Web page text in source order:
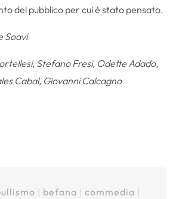
del pubblico per cui è stato pensato.
Soavi
Stefano Fresi, Odette Adado,
Cabal, Giovanni Calcagno
befana commedia